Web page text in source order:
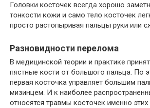
Головки косточек всегда хорошо
тонкости кожи и само тело косточек
просто растопыривая пальцы руки или
Разновидности перелома
В медицинской теории и практике
пястные кости от большого пальца. По
первая косточка управляет большим
мизинцем. И к наиболее
относятся травмы косточек именно этих